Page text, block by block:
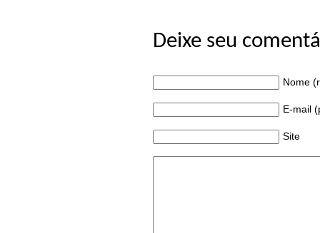
Deixe seu
Nome
E-mail
Site